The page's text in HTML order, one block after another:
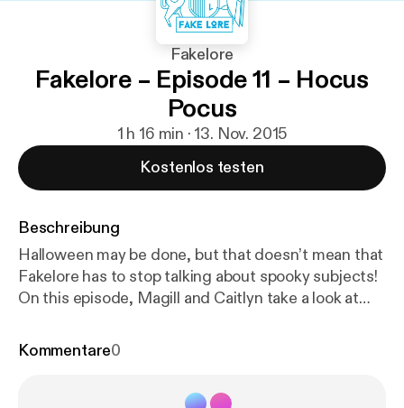
Fakelore
Fakelore – Episode 11 – Hocus
Pocus
1 h 16 min · 13. Nov. 2015
Kostenlos testen
Beschreibung
Halloween may be done, but that doesn’t mean that
Fakelore has to stop talking about spooky subjects!
On this episode, Magill and Caitlyn take a look at
Pocus! And while they’re at it, they ponder whether
Kommentare0